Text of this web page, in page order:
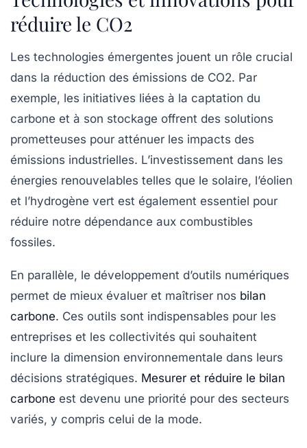
réduire le CO2
Les technologies émergentes jouent un rôle crucial
dans la réduction des émissions de CO2. Par
exemple, les initiatives liées à la captation du
carbone et à son stockage offrent des solutions
prometteuses pour atténuer les impacts des
émissions industrielles. L’investissement dans les
énergies renouvelables telles que le solaire, l’éolien
et l’hydrogène vert est également essentiel pour
réduire notre dépendance aux combustibles
fossiles.
En parallèle, le développement d’outils numériques
permet de mieux évaluer et maîtriser nos bilan
carbone. Ces outils sont indispensables pour les
entreprises et les collectivités qui souhaitent
inclure la dimension environnementale dans leurs
décisions stratégiques. Mesurer et réduire le bilan
carbone est devenu une priorité pour des secteurs
variés, y compris celui de la mode.